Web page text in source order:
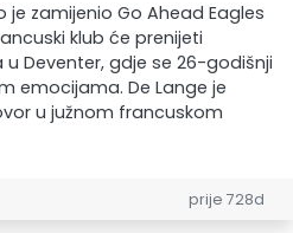
zamijenio Go Ahead Eagles
klub će prenijeti
Deventer, gdje se 26-godišnji
emocijama. De Lange je
u južnom francuskom
prije 728d